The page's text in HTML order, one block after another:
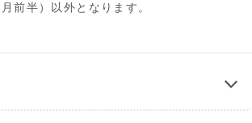
前半）以外となります。